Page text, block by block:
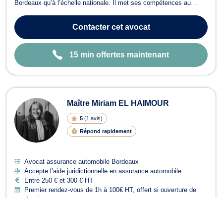
Bordeaux qu’à l’échelle nationale. Il met ses compétences au
les vendeurs, les copropriétaires, les bailleurs, les locataires, les
syndics de copro...
Contactercet avocat
15 min offertes maintenant
Maître Miriam EL HAIMOUR
5 (1 avis)
Répond rapidement
Avocat assurance automobile Bordeaux
Accepte l’aide juridictionnelle en assurance automobile
Entre 250 € et 300 € HT
Premier rendez-vous de 1h à 100€ HT, offert si ouverture de